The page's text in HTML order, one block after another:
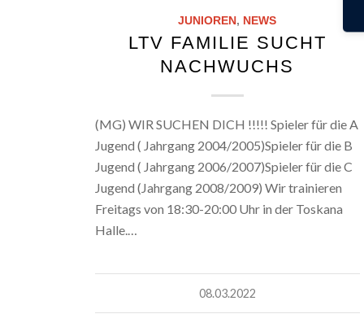
JUNIOREN, NEWS
LTV FAMILIE SUCHT
NACHWUCHS
(MG) WIR SUCHEN DICH !!!!! Spieler für die A
Jugend ( Jahrgang 2004/2005)Spieler für die B
Jugend ( Jahrgang 2006/2007)Spieler für die C
Jugend (Jahrgang 2008/2009) Wir trainieren
Freitags von 18:30-20:00 Uhr in der Toskana
Halle.…
08.03.2022